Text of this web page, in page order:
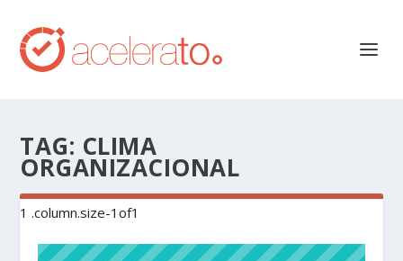
TAG: CLIMA
ORGANIZACIONAL